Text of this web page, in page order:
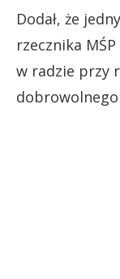
Dodał, że
rzecznika
w radzie przy
dobrowolnego